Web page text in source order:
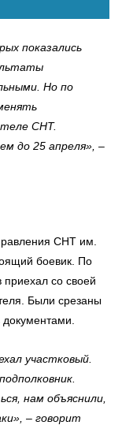
показались
Но по
СНТ.
до 25 апреля», –
СНТ им.
боевик. По
со своей
Были срезаны
участковый.
нам объяснили,
– говорит